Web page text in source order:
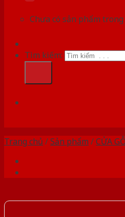
Chưa có sản phẩm
Tìm kiếm:
Trang chủ /Sản phẩm /CỬA